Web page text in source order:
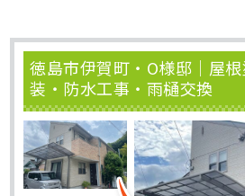
徳島市伊賀町・O様邸｜屋
装・防水工事・雨樋交換